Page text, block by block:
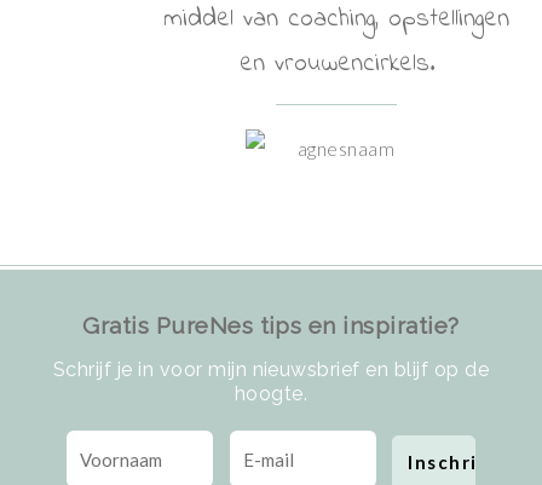
middel van coaching, opstellingen
en vrouwencirkels.
Gratis PureNes tips en inspiratie?
Schrijf je in voor mijn nieuwsbrief en blijf op de
hoogte.